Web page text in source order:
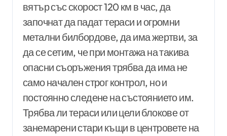
вятър със скорост 120 км в час, да
започнат да падат тераси и огромни
метални билбордове, да има жертви, за
да се сетим, че при монтажа на такива
опасни съоръжения трябва да има не
само начален строг контрол, но и
постоянно следене на състоянието им.
Трябва ли тераси или цели блокове от
занемарени стари къщи в центровете на